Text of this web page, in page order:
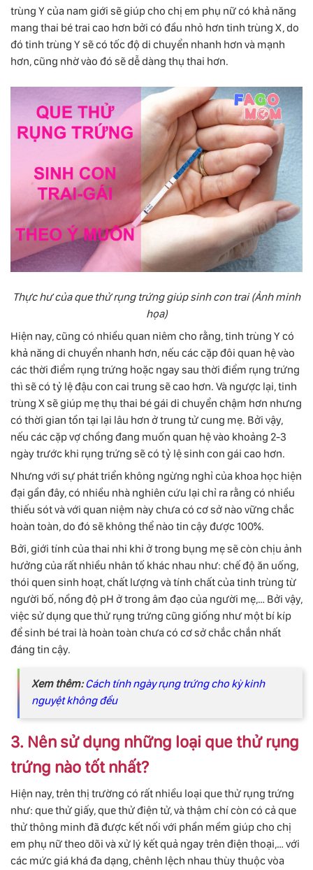
trùng Y của nam giới sẽ giúp cho chị em phụ nữ có khả năng
mang thai bé trai cao hơn bởi có đầu nhỏ hơn tinh trùng X, do
đó tinh trùng Y sẽ có tốc độ di chuyển nhanh hơn và mạnh
hơn, cũng nhờ vào đó sẽ dễ dàng thụ thai hơn.
Thực hư của que thử rụng trứng giúp sinh con trai (Ảnh minh
họa)
Hiện nay, cũng có nhiều quan niêm cho rằng, tinh trùng Y có
khả năng di chuyển nhanh hơn, nếu các cặp đôi quan hệ vào
các thời điểm rụng trứng hoặc ngay sau thời điểm rụng trứng
thì sẽ có tỷ lệ đậu con cai trung sẽ cao hơn. Và ngược lại, tinh
trùng X sẽ giúp mẹ thụ thai bé gái di chuyển chậm hơn nhưng
có thời gian tồn tại lại lâu hơn ở trung tử cung mẹ. Bởi vậy,
nếu các cặp vợ chồng đang muốn quan hệ vào khoảng 2-3
ngày trước khi rụng trứng sẽ có tỷ lệ sinh con gái cao hơn.
Nhưng với sự phát triển không ngừng nghỉ của khoa học hiện
đại gần đây, có nhiều nhà nghiên cứu lại chỉ ra rằng có nhiều
thiếu sót và với quan niệm này chưa có cơ sở nào vững chắc
hoàn toàn, do đó sẽ không thể nào tin cậy được 100%.
Bởi, giới tính của thai nhi khi ở trong bụng mẹ sẽ còn chịu ảnh
hưởng của rất nhiều nhân tố khác nhau như: chế độ ăn uống,
thói quen sinh hoạt, chất lượng và tính chất của tinh trùng từ
người bố, nồng độ pH ở trong âm đạo của người mẹ,… Bởi vậy,
việc sử dụng que thử rụng trứng cũng giống như một bí kíp
để sinh bé trai là hoàn toàn chưa có cơ sở chắc chắn nhất
đáng tin cậy.
Xem thêm:Cách tính ngày rụng trứng cho kỳ kinh
nguyệt không đều
3. Nên sử dụng những loại que thử rụng
trứng nào tốt nhất?
Hiện nay, trên thị trường có rất nhiều loại que thử rụng trứng
như: que thử giấy, que thử điện tử, và thậm chí còn có cả que
thử thông minh đã được kết nối với phần mềm giúp cho chị
em phụ nữ theo dõi và xử lý kết quả ngay trên điện thoại,… với
các mức giá khá đa dạng, chênh lệch nhau thùy thuộc vòa